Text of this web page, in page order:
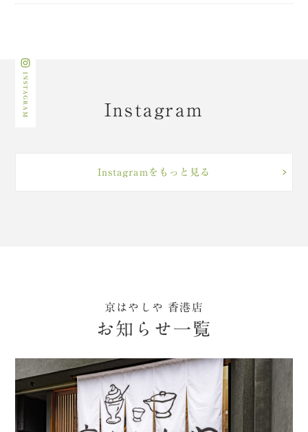
Instagram
Instagramをもっと見る
京はやしや 香港店
お知らせ一覧